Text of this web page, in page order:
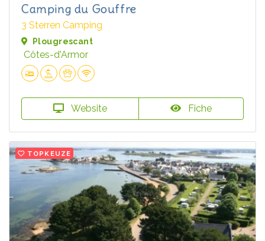
Camping du Gouffre
3 Sterren Camping
Plougrescant
Côtes-d'Armor
Website Fiche
TOPKEUZE